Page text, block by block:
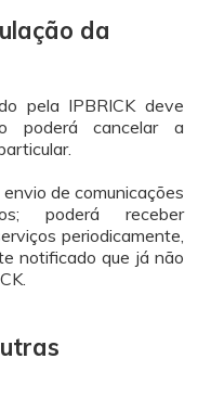
da
pela IPBRICK deve
poderá cancelar a
de comunicações
poderá receber
periodicamente,
notificado que já não